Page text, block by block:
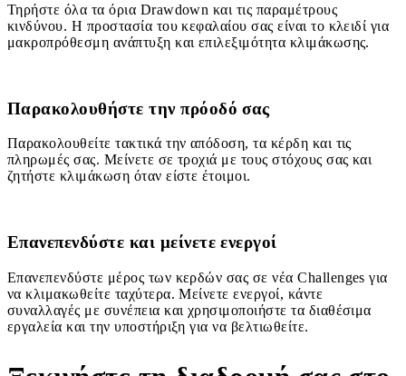
Τηρήστε όλα τα όρια Drawdown και τις παραμέτρους
κινδύνου. Η προστασία του κεφαλαίου σας είναι το κλειδί για
μακροπρόθεσμη ανάπτυξη και επιλεξιμότητα κλιμάκωσης.
Παρακολουθήστε την πρόοδό σας
Παρακολουθείτε τακτικά την απόδοση, τα κέρδη και τις
πληρωμές σας. Μείνετε σε τροχιά με τους στόχους σας και
ζητήστε κλιμάκωση όταν είστε έτοιμοι.
Επανεπενδύστε και μείνετε ενεργοί
Επανεπενδύστε μέρος των κερδών σας σε νέα Challenges για
να κλιμακωθείτε ταχύτερα. Μείνετε ενεργοί, κάντε
συναλλαγές με συνέπεια και χρησιμοποιήστε τα διαθέσιμα
εργαλεία και την υποστήριξη για να βελτιωθείτε.